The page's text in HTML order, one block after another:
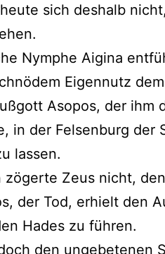
sich deshalb
Nymphe Aigina
Eigennutz
Asopos, der ihm
in der Felsenburg der
lassen.
zögerte Zeus nicht,
der Tod, erhielt den
Hades zu führen.
den ungebetenen